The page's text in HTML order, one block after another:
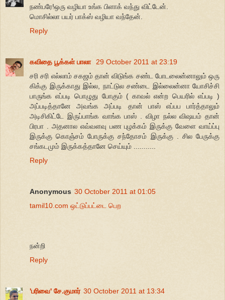
நண்பரே!ஒரு வழியா உங்க பிளாக் வந்து விட்டேன்.
மொசில்லா பயர் பாக்ஸ் வழியா வந்தேன்.
Reply
கவிதை பூக்கள் பாலா
29 October 2011 at 23:19
சரி சரி எல்லாம் சகஜம் தான் விடுங்க சண்ட போடலைன்னாலும் ஒரு
கிக்கு இருக்காது இல்ல, நாட்டுல சண்டை இல்லைன்னா யோசிச்சி
பாருங்க எப்படி பொழுது போகும் ( காவல் என்ற பெயரில் எப்படி )
அப்படித்தானே அவங்க அப்படி தான் பாஸ் எப்பப பார்த்தாலும்
அடிசிகிட்டே இருப்பாங்க வாங்க பாஸ் . விழா நல்ல விஷயம் தான்
பிரபா . அதனால எவ்வளவு பண புழக்கம் இருக்கு வேளை வாய்ப்பு
இருக்கு கொஞ்சம் போருக்கு சந்தோசம் இருக்கு . சில பேருக்கு
சங்கடமும் இருக்கத்தானே செய்யும் ...........
Reply
Anonymous 30 October 2011 at 01:05
tamil10.com ஒட்டுப்பட்டை பெற
நன்றி
Reply
'பரிவை' சே.குமார் 30 October 2011 at 13:34